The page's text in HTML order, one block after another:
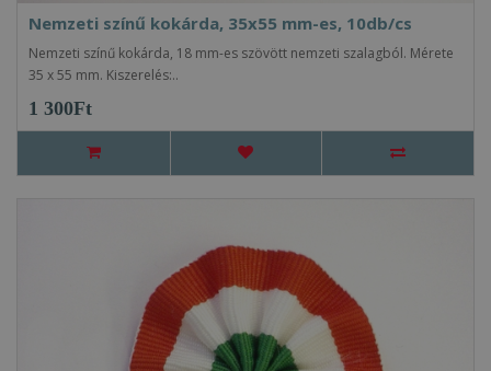
Nemzeti színű kokárda, 35x55 mm-es, 10db/cs
Nemzeti színű kokárda, 18 mm-es szövött nemzeti szalagból. Mérete
35 x 55 mm. Kiszerelés:..
1 300Ft